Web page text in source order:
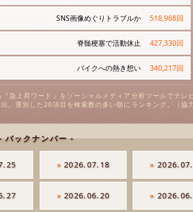
SNS画像めぐりトラブルか 518,968回
脊髄梗塞で活動休止 427,330回
バイクへの熱き想い 340,217回
急上昇ワード』をソーシャルメディア分析ツールでテレ
。選別した20項目を検索数の多い順にランキング。（協
バックナンバー -
»2026.07.18 »
»2026.06.20 »